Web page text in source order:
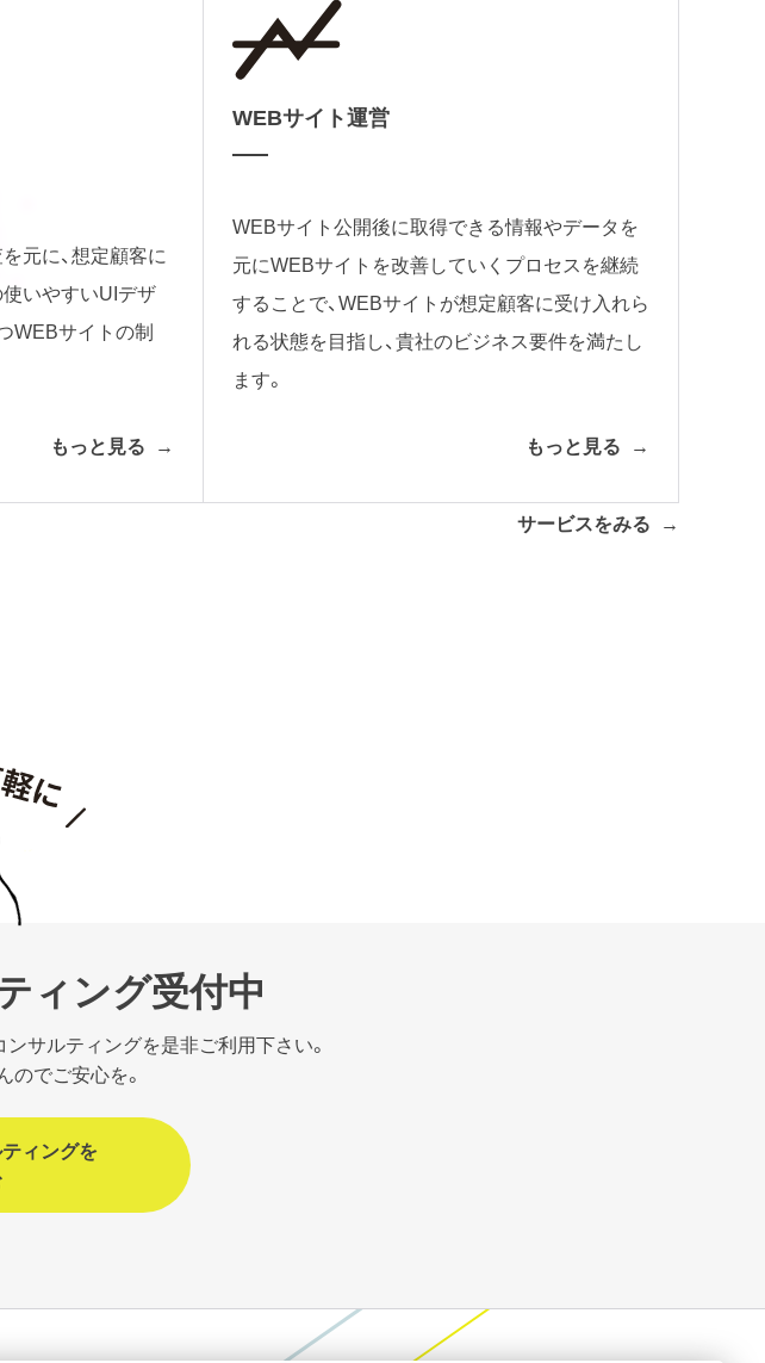
元に、想定顧客に
いやすいUIデザ
WEBサイトの制
もっと見る
WEBサイト運営
WEBサイト公開後に取得できる情報やデータを
元にWEBサイトを改善していくプロセスを継続
することで、WEBサイトが想定顧客に受け入れら
れる状態を目指し、貴社のビジネス要件を満たし
ます。
もっと見る
サービスをみる
ィング受付中
サルティングを是非ご利用下さい。
のでご安心を。
ィングを